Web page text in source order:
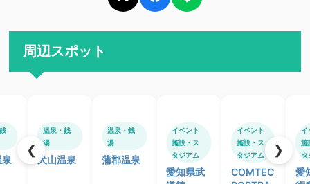
周辺スポット
温泉・銭
湯
犬山温泉
温泉・銭
湯
蒲郡温泉
イベント
施設・ス
タジアム
愛知県武
イベント
施設・ス
タジアム
COMTEC
イ
施
タ
愛
❮ ❯